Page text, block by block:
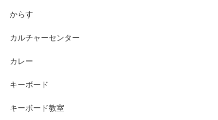
からす
カルチャーセンター
カレー
キーボード
キーボード教室